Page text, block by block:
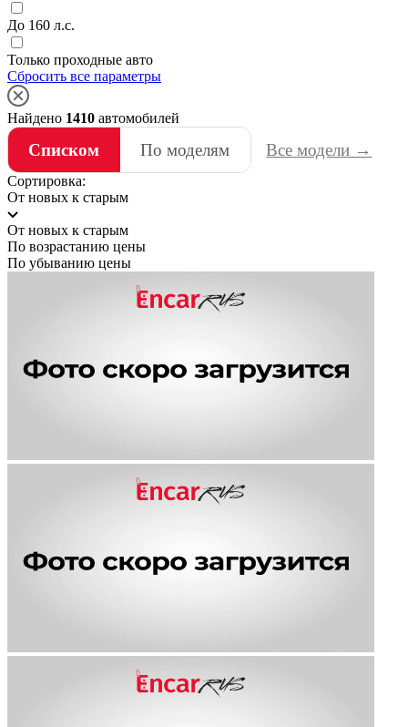
До 160 л.с.
Только проходные авто
Сбросить все параметры
Найдено 1410 автомобилей
Списком По моделям Все модели →
Сортировка:
От новых к старым
От новых к старым
По возрастанию цены
По убыванию цены